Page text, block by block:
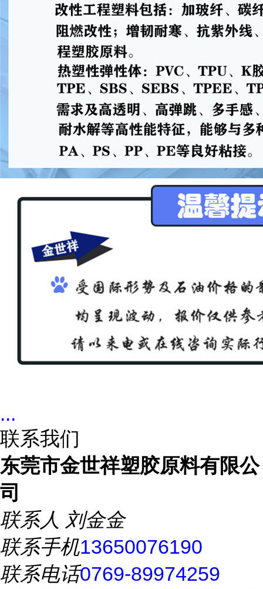
...
联系我们
东莞市金世祥塑胶原料有限公
司
联系人 刘金金
联系手机13650076190
联系电话0769-89974259